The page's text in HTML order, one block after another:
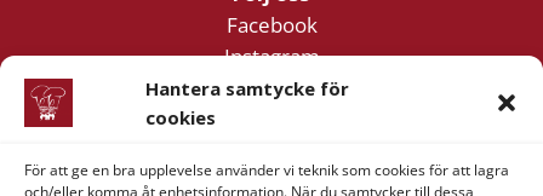
Hantera samtycke för
cookies
För att ge en bra upplevelse använder vi teknik som cookies för att lagra
och/eller komma åt enhetsinformation. När du samtycker till dessa
Facebook
Instagram
YouTube
Företagsinformation